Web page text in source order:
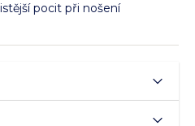
pocit při nošení